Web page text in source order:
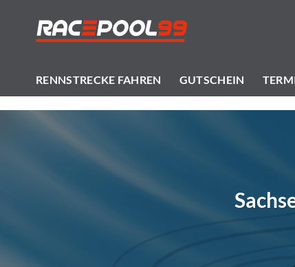
springen
RENNSTRECKE FAHREN GUTSCHEIN